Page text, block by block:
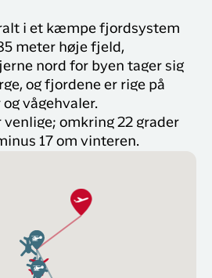
i et kæmpe fjordsystem
meter høje fjeld,
nord for byen tager sig
og fjordene er rige på
vågehvaler.
venlige; omkring 22 grader
17 om vinteren.